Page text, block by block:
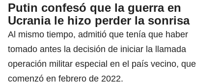
Putin confesó que la guerra en
Ucrania le hizo perder la sonrisa
Al mismo tiempo, admitió que tenía que haber
tomado antes la decisión de iniciar la llamada
operación militar especial en el país vecino, que
comenzó en febrero de 2022.